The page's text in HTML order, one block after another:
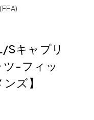
Sキャプリ
ツ-フィッ
ズ】